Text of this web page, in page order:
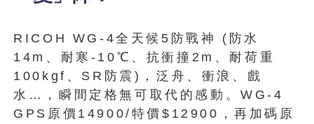
RICOH WG-4全天候5防戰神 (防水
14m、耐寒-10℃、抗衝撞2m、耐荷重
100kgf、SR防震)，泛舟、衝浪、戲
水…，瞬間定格無可取代的感動。WG-4
GPS原價14900/特價$12900，再加碼原